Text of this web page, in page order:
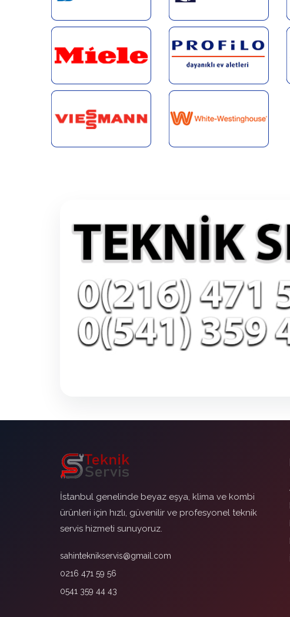
İstanbul genelinde beyaz eşya, klima ve kombi
ürünleri için hızlı, güvenilir ve profesyonel teknik
servis hizmeti sunuyoruz.
sahinteknikservis@gmail.com
0216 471 59 56
0541 359 44 43